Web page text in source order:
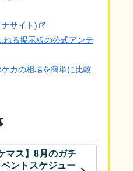
ナサイト)
ねる掲示板の公式アンテ
カの相場を簡単に比較
マス】8月のガチ
ベントスケジュー